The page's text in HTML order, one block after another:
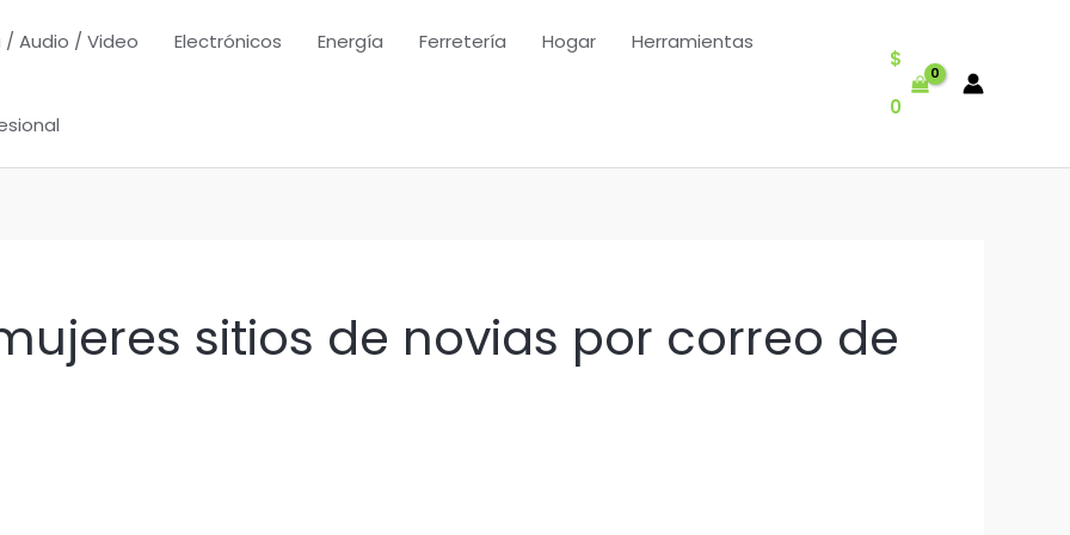
/ Audio / Video Electrónicos Energía Ferretería Hogar Herramientas
$
0
sitios de novias por correo de